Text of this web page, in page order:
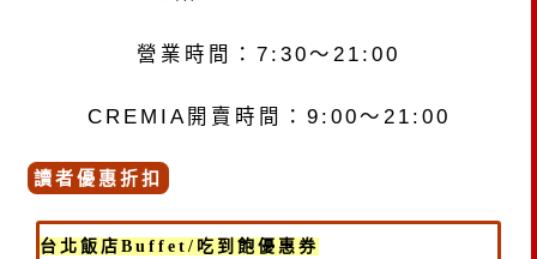
營業時間：7:30～21:00
CREMIA開賣時間：9:00～21:00
讀者優惠折扣
台北飯店Buffet/吃到飽優惠券